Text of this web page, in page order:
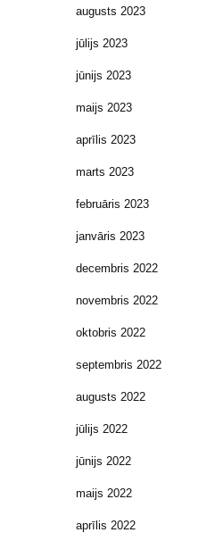
augusts 2023
jūlijs 2023
jūnijs 2023
maijs 2023
aprīlis 2023
marts 2023
februāris 2023
janvāris 2023
decembris 2022
novembris 2022
oktobris 2022
septembris 2022
augusts 2022
jūlijs 2022
jūnijs 2022
maijs 2022
aprīlis 2022